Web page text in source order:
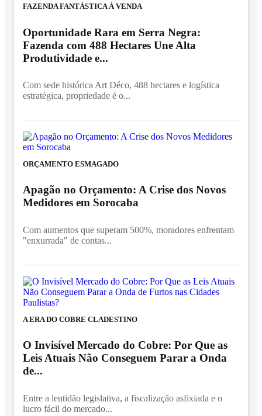
FAZENDA FANTÁSTICA À VENDA
Oportunidade Rara em Serra Negra:
Fazenda com 488 Hectares Une Alta
Produtividade e...
Com sede histórica Art Déco, 488 hectares e logística
estratégica, propriedade é o...
ORÇAMENTO ESMAGADO
Apagão no Orçamento: A Crise dos Novos
Medidores em Sorocaba
Com aumentos que superam 500%, moradores enfrentam
"enxurrada" de contas...
A ERA DO COBRE CLADESTINO
O Invisível Mercado do Cobre: Por Que as
Leis Atuais Não Conseguem Parar a Onda
de...
Entre a lentidão legislativa, a fiscalização asfixiada e o
lucro fácil do mercado...